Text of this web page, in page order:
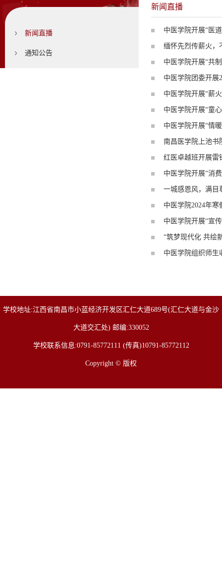
新闻直播
通知公告
新闻直播
中医学院开展“医
缅怀先烈传薪火
中医学院开展“共
中医学院团委开展
中医学院开展“薪
中医学院开展“童
中医学院开展“情
南昌医学院上池书
红医卓越班开展雷
中医学院开展“消
一城感恩风，满
中医学院2024年
中医学院开展“宣
“筑梦现代化 共绘
中医学院组织师生
学校地址:江西省南昌市小蓝经济开发区汇仁大道689号(汇仁大道与金沙
大道交汇处) 邮编:330052
学校联系信息:0791-85772111 (传真)10791-85772112
Copyright © 版权